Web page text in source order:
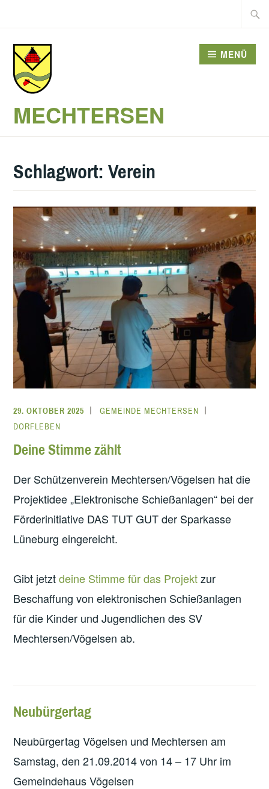
springen
Suche
MECHTERSEN
MENÜ
Schlagwort:Verein
29. OKTOBER 2025
GEMEINDE MECHTERSEN
DORFLEBEN
Deine Stimme zählt
Der Schützenverein Mechtersen/Vögelsen hat die
Projektidee „Elektronische Schießanlagen“ bei der
Förderinitiative DAS TUT GUT der Sparkasse
Lüneburg eingereicht.
Gibt jetztdeine Stimme für das Projektzur
Beschaffung von elektronischen Schießanlagen
für die Kinder und Jugendlichen des SV
Mechtersen/Vögelsen ab.
Neubürgertag
Neubürgertag Vögelsen und Mechtersen am
Samstag, den 21.09.2014 von 14 – 17 Uhr im
Gemeindehaus Vögelsen